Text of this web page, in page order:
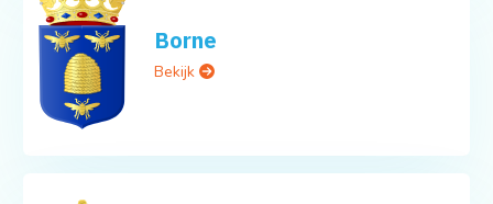
Borne
Bekijk